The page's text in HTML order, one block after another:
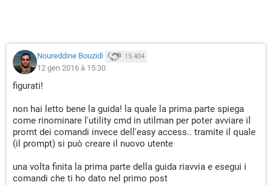
Noureddine Bouzidi 15.404
12 gen 2016 à 15:30
figurati!
non hai letto bene la guida! la quale la prima parte spiega
come rinominare l'utility cmd in utilman per poter avviare il
promt dei comandi invece dell'easy access.. tramite il quale
(il prompt) si può creare il nuovo utente
una volta finita la prima parte della guida riavvia e esegui i
comandi che ti ho dato nel primo post